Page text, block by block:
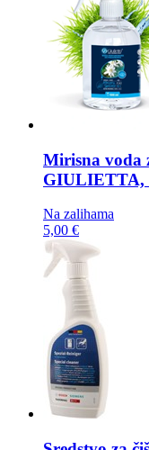
Mirisna voda
GIULIETTA,
Na zalihama
5,00 €